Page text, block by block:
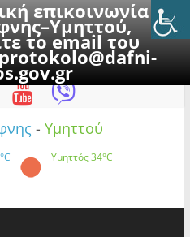
επικοινωνία με
το email του
2026
- Υμηττού
Υμηττός34°C